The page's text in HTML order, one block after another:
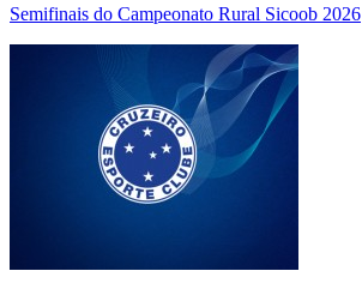
Semifinais do Campeonato Rural Sicoob 2026